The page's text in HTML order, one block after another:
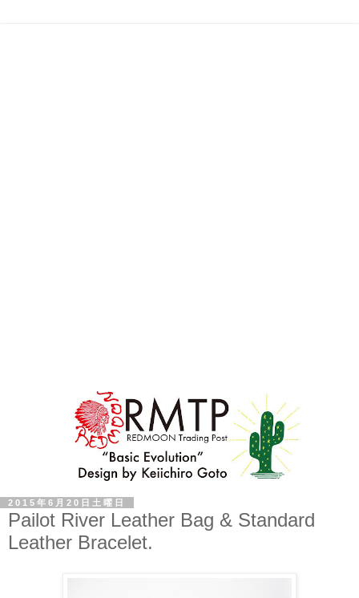
2015年6月20日土曜日
Pailot River Leather Bag & Standard
Leather Bracelet.